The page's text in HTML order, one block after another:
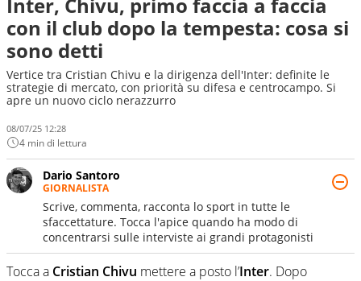
con il club dopo la tempesta: cosa si
sono detti
Vertice tra Cristian Chivu e la dirigenza dell'Inter: definite le
strategie di mercato, con priorità su difesa e centrocampo. Si
apre un nuovo ciclo nerazzurro
08/07/25 12:28
4 min di lettura
Dario Santoro
GIORNALISTA
Scrive, commenta, racconta lo sport in tutte le
sfaccettature. Tocca l'apice quando ha modo di
concentrarsi sulle interviste ai grandi protagonisti
Tocca a Cristian Chivu mettere a posto l’Inter. Dopo